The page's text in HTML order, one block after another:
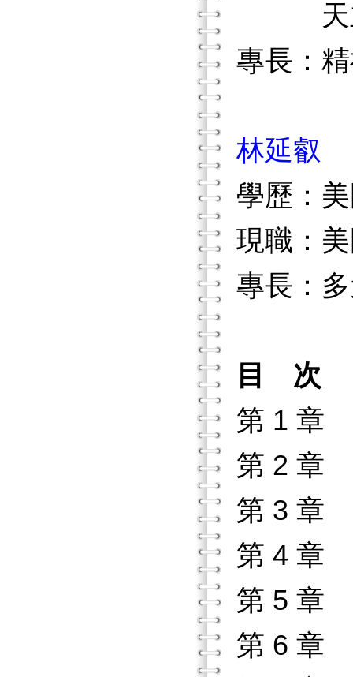
天主
專長：
林延叡
學歷：
現職：
專長：
目 次
第 1 章
第 2 章
第 3 章
第 4 章
第 5 章
第 6 章